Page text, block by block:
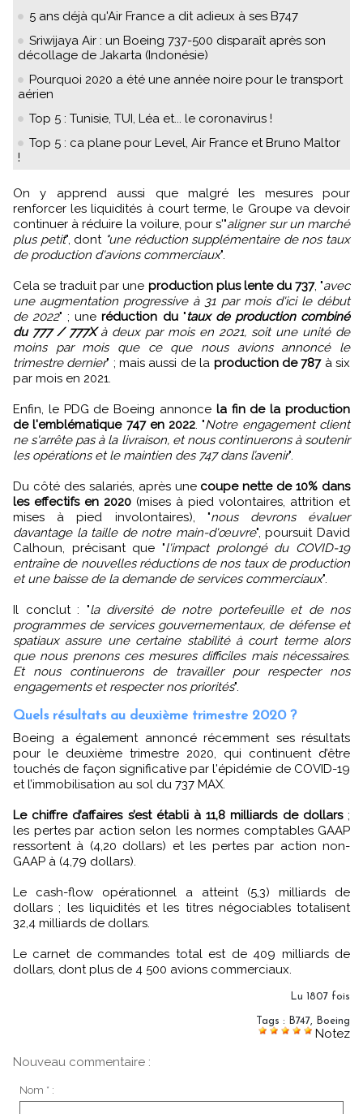
5 ans déjà qu'Air France a dit adieux à ses B747
Sriwijaya Air : un Boeing 737-500 disparaît après son
décollage de Jakarta (Indonésie)
Pourquoi 2020 a été une année noire pour le transport
aérien
Top 5 : Tunisie, TUI, Léa et... le coronavirus !
Top 5 : ca plane pour Level, Air France et Bruno Maltor
!
On y apprend aussi que malgré les mesures pour
renforcer les liquidités à court terme, le Groupe va devoir
continuer à réduire la voilure, pour s'"aligner sur un marché
plus petit", dont "une réduction supplémentaire de nos taux
de production d'avions commerciaux".
Cela se traduit par une production plus lente du 737, "avec
une augmentation progressive à 31 par mois d'ici le début
de 2022" ; uneréduction du"taux de production combiné
du 777 / 777Xà deux par mois en 2021, soit une unité de
moins par mois que ce que nous avions annoncé le
trimestre dernier" ; mais aussi de la production de 787à six
par mois en 2021.
Enfin, le PDG de Boeing annonce la fin de la production
de l'emblématique 747 en 2022. "Notre engagement client
ne s'arrête pas à la livraison, et nous continuerons à soutenir
les opérations et le maintien des 747 dans l’avenir".
Du côté des salariés, après une coupe nette de 10% dans
les effectifs en 2020 (mises à pied volontaires, attrition et
mises à pied involontaires), "nous devrons évaluer
davantage la taille de notre main-d'œuvre", poursuit David
Calhoun, précisant que "l'impact prolongé du COVID-19
entraîne de nouvelles réductions de nos taux de production
et une baisse de la demande de services commerciaux".
Il conclut : "la diversité de notre portefeuille et de nos
programmes de services gouvernementaux, de défense et
spatiaux assure une certaine stabilité à court terme alors
que nous prenons ces mesures difficiles mais nécessaires.
Et nous continuerons de travailler pour respecter nos
engagements et respecter nos priorités".
Quels résultats au deuxième trimestre 2020 ?
Boeing a également annoncé récemment ses résultats
pour le deuxième trimestre 2020, qui continuent d’être
touchés de façon significative par l'épidémie de COVID-19
et l’immobilisation au sol du 737 MAX.
Le chiffre d’affaires s’est établi à 11,8 milliards de dollars;
les pertes par action selon les normes comptables GAAP
ressortent à (4,20 dollars) et les pertes par action non-
GAAP à (4,79 dollars).
Le cash-flow opérationnel a atteint (5,3) milliards de
dollars ; les liquidités et les titres négociables totalisent
32,4 milliards de dollars.
Le carnet de commandes total est de 409 milliards de
dollars, dont plus de 4 500 avions commerciaux.
Lu 1807 fois
Tags : B747, Boeing
Notez
Nouveau commentaire :
Nom * :